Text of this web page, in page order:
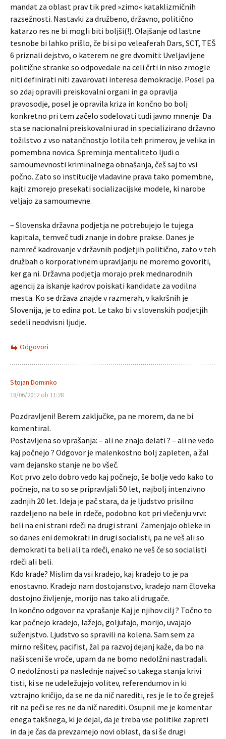
mandat za oblast prav tik pred »zimo« kataklizmičnih
razsežnosti. Nastavki za družbeno, državno, politično
katarzo res ne bi mogli biti boljši(!). Olajšanje od lastne
tesnobe bi lahko prišlo, če bi si po veleaferah Dars, SCT, TEŠ
6 priznali dejstvo, o katerem ne gre dvomiti: Uveljavljene
politične stranke so odpovedale na celi črti in niso zmogle
niti definirati niti zavarovati interesa demokracije. Posel pa
so zdaj opravili preiskovalni organi in ga opravlja
pravosodje, posel je opravila kriza in končno bo bolj
konkretno pri tem začelo sodelovati tudi javno mnenje. Da
sta se nacionalni preiskovalni urad in specializirano državno
tožilstvo z vso natančnostjo lotila teh primerov, je velika in
pomembna novica. Spreminja mentaliteto ljudi o
samoumevnosti kriminalnega obnašanja, češ saj to vsi
počno. Zato so institucije vladavine prava tako pomembne,
kajti zmorejo presekati socializacijske modele, ki narobe
veljajo za samoumevne.
– Slovenska državna podjetja ne potrebujejo le tujega
kapitala, temveč tudi znanje in dobre prakse. Danes je
namreč kadrovanje v državnih podjetjih politično, zato v teh
družbah o korporativnem upravljanju ne moremo govoriti,
ker ga ni. Državna podjetja morajo prek mednarodnih
agencij za iskanje kadrov poiskati kandidate za vodilna
mesta. Ko se država znajde v razmerah, v kakršnih je
Slovenija, je to edina pot. Le tako bi v slovenskih podjetjih
sedeli neodvisni ljudje.
Odgovori
Stojan Dominko
18/06/2012 ob 11:28
Pozdravljeni! Berem zaključke, pa ne morem, da ne bi
komentiral.
Postavljena so vprašanja: – ali ne znajo delati ? – ali ne vedo
kaj počnejo ? Odgovor je malenkostno bolj zapleten, a žal
vam dejansko stanje ne bo všeč.
Kot prvo zelo dobro vedo kaj počnejo, še bolje vedo kako to
počnejo, na to so se pripravljali 50 let, najbolj intenzivno
zadnjih 20 let. Ideja je pač stara, da je ljudstvo prisilno
razdeljeno na bele in rdeče, podobno kot pri vlečenju vrvi:
beli na eni strani rdeči na drugi strani. Zamenjajo obleke in
so danes eni demokrati in drugi socialisti, pa ne veš ali so
demokrati ta beli ali ta rdeči, enako ne veš če so socialisti
rdeči ali beli.
Kdo krade? Mislim da vsi kradejo, kaj kradejo to je pa
enostavno. Kradejo nam dostojanstvo, kradejo nam človeka
dostojno življenje, morijo nas tako ali drugače.
In končno odgovor na vprašanje Kaj je njihov cilj ? Točno to
kar počnejo kradejo, lažejo, goljufajo, morijo, uvajajo
suženjstvo. Ljudstvo so spravili na kolena. Sam sem za
mirno rešitev, pacifist, žal pa razvoj dejanj kaže, da bo na
naši sceni še vroče, upam da ne bomo nedolžni nastradali.
O nedolžnosti pa naslednje največ so takega stanja krivi
tisti, ki se ne udeležujejo volitev, referendumov in ki
vztrajno kričijo, da se ne da nič narediti, res je le to če greješ
rit na peči se res ne da nič narediti. Osupnil me je komentar
enega takšnega, ki je dejal, da je treba vse politike zapreti
in da je čas da prevzamejo novi oblast, da si še drugi